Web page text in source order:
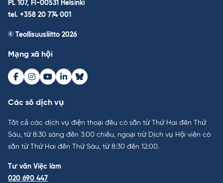
PL 107, FI-00531 Helsinki
tel. +358 20 774 001
© Teollisuusliitto 2026
Mạng xã hội
Facebook
Instagram
Youtube
LinkedInBluesky
Các số dịch vụ
Tất cả các dịch vụ điện thoại đều có sẵn từ Thứ Hai đến Thứ
Sáu, từ 8:30 sáng đến 3:00 chiều, ngoại trừ Dịch vụ Hội viên có
sẵn từ Thứ Hai đến Thứ Sáu, từ 8:30 đến 12:00.
Tư vấn Việc làm
020 690 447